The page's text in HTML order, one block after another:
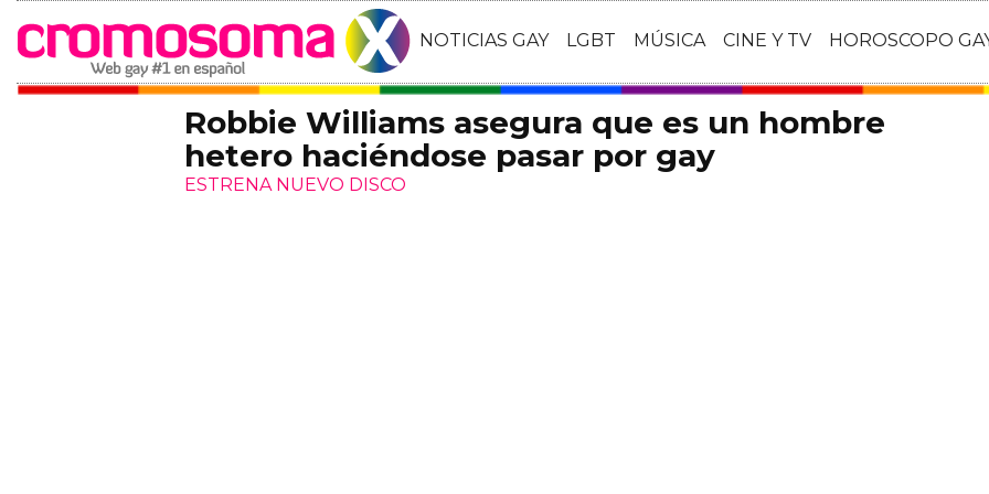
NOTICIAS GAY LGBT MÚSICA CINE Y TV HOROSCOPO
Robbie Williams asegura que es un hombre
hetero haciéndose pasar por gay
ESTRENA NUEVO DISCO